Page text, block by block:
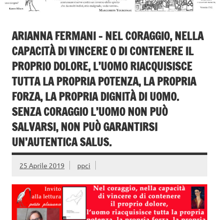
ARIANNA FERMANI – NEL CORAGGIO, NELLA
CAPACITÀ DI VINCERE O DI CONTENERE IL
PROPRIO DOLORE, L’UOMO RIACQUISISCE
TUTTA LA PROPRIA POTENZA, LA PROPRIA
FORZA, LA PROPRIA DIGNITÀ DI UOMO.
SENZA CORAGGIO L’UOMO NON PUÒ
SALVARSI, NON PUÒ GARANTIRSI
UN’AUTENTICA SALUS.
25 Aprile 2019 ppci